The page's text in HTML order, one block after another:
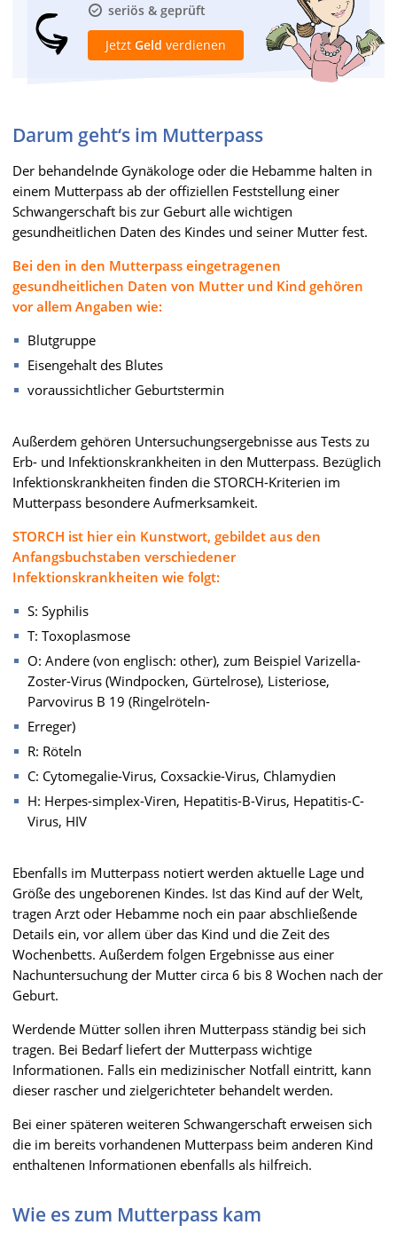
seriös & geprüft
Jetzt Geld verdienen
Darum geht‘s im Mutterpass
Der behandelnde Gynäkologe oder die Hebamme halten in
einem Mutterpass ab der offiziellen Feststellung einer
Schwangerschaft bis zur Geburt alle wichtigen
gesundheitlichen Daten des Kindes und seiner Mutter fest.
Bei den in den Mutterpass eingetragenen
gesundheitlichen Daten von Mutter und Kind gehören
vor allem Angaben wie:
Blutgruppe
Eisengehalt des Blutes
voraussichtlicher Geburtstermin
Außerdem gehören Untersuchungsergebnisse aus Tests zu
Erb- und Infektionskrankheiten in den Mutterpass. Bezüglich
Infektionskrankheiten finden die STORCH-Kriterien im
Mutterpass besondere Aufmerksamkeit.
STORCH ist hier ein Kunstwort, gebildet aus den
Anfangsbuchstaben verschiedener
Infektionskrankheiten wie folgt:
S: Syphilis
T: Toxoplasmose
O: Andere (von englisch: other), zum Beispiel Varizella-
Zoster-Virus (Windpocken, Gürtelrose), Listeriose,
Parvovirus B 19 (Ringelröteln-
Erreger)
R: Röteln
C: Cytomegalie-Virus, Coxsackie-Virus, Chlamydien
H: Herpes-simplex-Viren, Hepatitis-B-Virus, Hepatitis-C-
Virus, HIV
Ebenfalls im Mutterpass notiert werden aktuelle Lage und
Größe des ungeborenen Kindes. Ist das Kind auf der Welt,
tragen Arzt oder Hebamme noch ein paar abschließende
Details ein, vor allem über das Kind und die Zeit des
Wochenbetts. Außerdem folgen Ergebnisse aus einer
Nachuntersuchung der Mutter circa 6 bis 8 Wochen nach der
Geburt.
Werdende Mütter sollen ihren Mutterpass ständig bei sich
tragen. Bei Bedarf liefert der Mutterpass wichtige
Informationen. Falls ein medizinischer Notfall eintritt, kann
dieser rascher und zielgerichteter behandelt werden.
Bei einer späteren weiteren Schwangerschaft erweisen sich
die im bereits vorhandenen Mutterpass beim anderen Kind
enthaltenen Informationen ebenfalls als hilfreich.
Wie es zum Mutterpass kam